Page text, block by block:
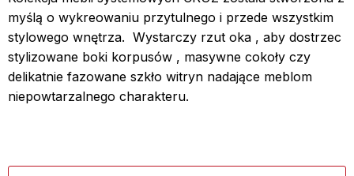
myślą o wykreowaniu przytulnego i przede wszystkim
stylowego wnętrza. Wystarczy rzut oka , aby dostrzec
stylizowane boki korpusów , masywne cokoły czy
delikatnie fazowane szkło witryn nadające meblom
niepowtarzalnego charakteru.